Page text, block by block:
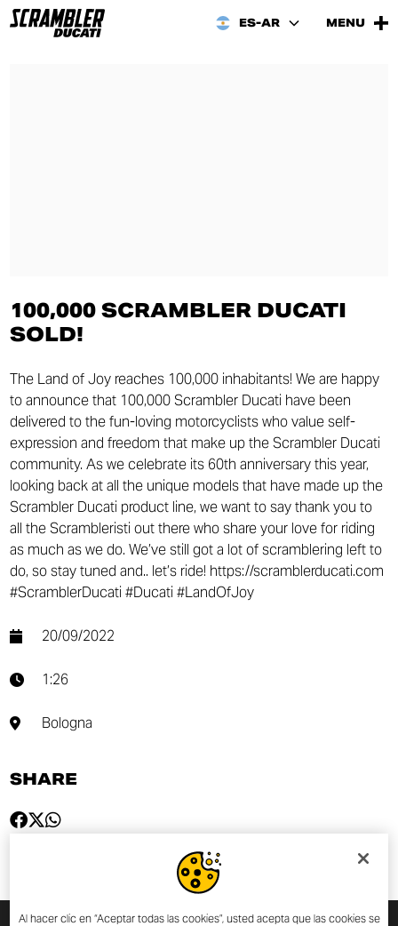
ES-AR MENU
100,000 SCRAMBLER DUCATI
SOLD!
The Land of Joy reaches 100,000 inhabitants! We are happy
to announce that 100,000 Scrambler Ducati have been
delivered to the fun-loving motorcyclists who value self-
expression and freedom that make up the Scrambler Ducati
community. As we celebrate its 60th anniversary this year,
looking back at all the unique models that have made up the
Scrambler Ducati product line, we want to say thank you to
all the Scrambleristi out there who share your love for riding
as much as we do. We’ve still got a lot of scramblering left to
do, so stay tuned and.. let’s ride! https://scramblerducati.com
#ScramblerDucati #Ducati #LandOfJoy
20/09/2022
1:26
Bologna
SHARE
Al hacer clic en “Aceptar todas las cookies”, usted acepta que las cookies se